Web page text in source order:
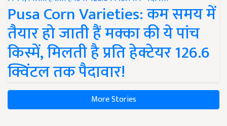
Pusa Corn Varieties: कम समय में
तैयार हो जाती हैं मक्का की ये पांच
किस्में, मिलती है प्रति हेक्टेयर 126.6
क्विंटल तक पैदावार!
More Stories